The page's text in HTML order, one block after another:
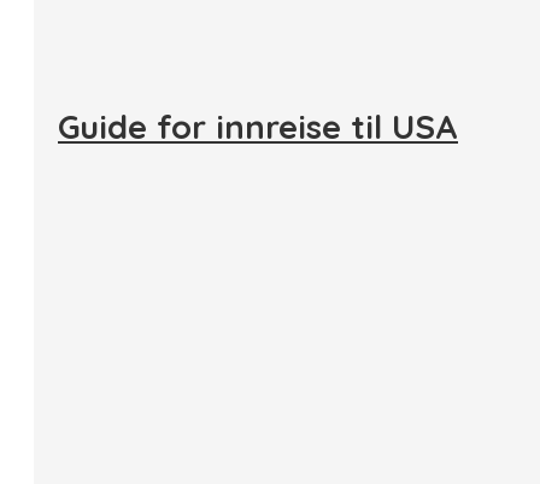
Guide for innreise til USA